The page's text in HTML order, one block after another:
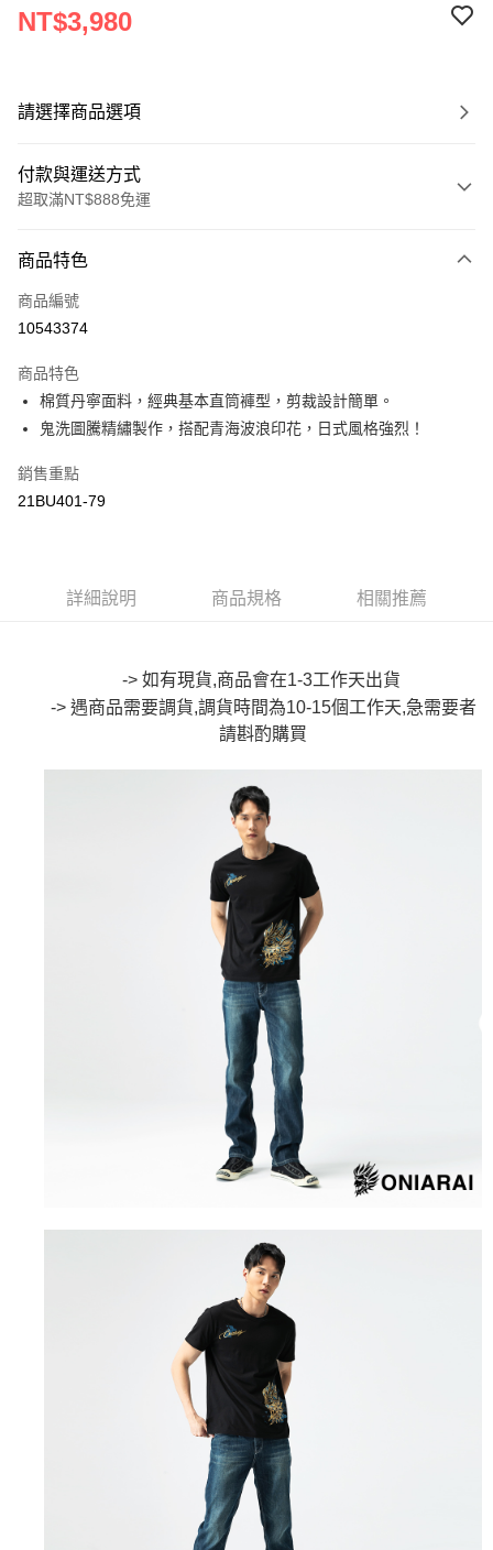
NT$3,980
請選擇商品選項
付款與運送方式
超取滿NT$888免運
信用卡一次付款
超商取貨付款
Apple Pay
街口支付
悠遊付
大哥付你分期
1.本服務由台灣大哥大提供，台灣大哥大用戶可立即使用無須另外申請。
2.付款方式選擇「大哥付你分期」，訂單成立後會自動跳轉到大哥付的交易
流程，驗證手機門號後，選擇欲分期的期數、繳款截止日，確認付款後即完
4.訂單成立30分鐘內，如未前往確認交易或遇審核未通過，訂單將自動取
消。如遇「轉專審核」未通過狀況，表示未達大哥付你分期系統評分，恕無
1.分期款項不併入電信帳單，「大哥付你分期」於每月結算日後寄送繳費提
2.透過簡訊連結打開帳單後，可選擇「超商條碼／台灣大直營門市／銀行轉
帳／街口支付／iPASS MONEY」等通路繳費。
1.本服務係由「台灣大哥大股份有限公司」（以下簡稱本公司）所提供，讓
用戶於交易時，得透過本服務購買商品或服務，並由商店將買賣／分期付款
買賣價金債權讓與本公司後，依約使用本公司帳單繳交帳款。
2.基於同意付款使用「大哥付你分期」之契約關係目的，商店將以您的個人
資料（包含姓名、電話或地址）提供予台灣大哥大進項蒐集、處理及利用，
由本公司與您本人進行分期帳單所需資料之確認、核對及更正。
3.完整用戶服務條款，請詳閱以下連結：
https://oppay.tw/userRule
相關說明
【關於「AFTEE先享後付」】
AFTEE先享後付是「在收到商品之後才付款」的支付方式。 讓您購物簡單
２．便利：只要手機號碼，簡訊認證，即可結帳。
３．安心：先確認商品／服務後，再付款。
【「AFTEE先享後付」結帳流程】
１．於結帳方式選擇「AFTEE先享後付」後，將跳轉至「AFTEE先享後付」
結帳頁面，進行簡訊認證並確認金額後，即可完成結帳。
２．訂單成立數日內，您將收到繳費通知簡訊。
３．收到繳費通知簡訊後14天內，點擊此簡訊中的連結，可透過四大超商／
ATM／網路銀行／等多元方式進行付款，方視為交易完成。
※ 請注意：結帳手續完成當下不需立刻繳費，但若您需要取消訂單，請聯絡
購買商品的店家。未經商家同意取消之訂單仍視為有效，需透過AFTEE先享
※ 交易是否成功請以「AFTEE先享後付 」之結帳頁面顯示為準，若有關於
是否繳費成功／繳費後需取消欲退款等相關疑問，請聯繫「AFTEE先享後付
https://netprotections.freshdesk.com/support/home
１．透過由恩沛科技股份有限公司提供之「AFTEE先享後付」服務完成之交
易，需依本服務之必要範圍內提供個人資料，並將交易相關給付款項請求債
權轉讓予恩沛科技股份有限公司。
３．未成年的使用者請事先徵得法定代理人或監護人之同意方可使用
「AFTEE先享後付」，若未經同意申辦者引起之損失，本公司不負相關責
４．使用「AFTEE先享後付」時，將依據個別帳號之用戶狀況，依本公司即
時審查核予不同之上限額度；若仍有額度不足之情形，本公司將視審查結果
５．嚴禁一人註冊多個帳號或使用他人資訊註冊。若發現惡意使用之情形，
恩沛科技股份有限公司將有權停止該用戶之使用額度並採取法律行動。
每筆NT$80，滿NT$888(含以上)免運費
每筆NT$80，滿NT$888(含以上)免運費
每筆NT$60，滿NT$3,000(含以上)免運費
每筆NT$60，滿NT$3,000(含以上)免運費
每筆NT$80，滿NT$3,000(含以上)免運費
每筆NT$100，滿NT$3,000(含以上)免運費
商品特色
商品編號
10543374
商品特色
棉質丹寧面料，經典基本直筒褲型，剪裁設計簡單。
鬼洗圖騰精繡製作，搭配青海波浪印花，日式風格強烈！
銷售重點
21BU401-79
詳細說明 商品規格 相關推薦
-> 如有現貨,商品會在1-3工作天出貨
-> 遇商品需要調貨,調貨時間為10-15個工作天,急需要者
請斟酌購買